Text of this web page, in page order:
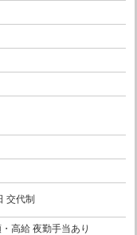
交代制
高給 夜勤手当あり